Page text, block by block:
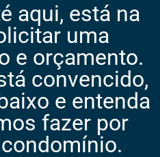
aqui, está na
uma
e orçamento.
convencido,
e entenda
fazer por